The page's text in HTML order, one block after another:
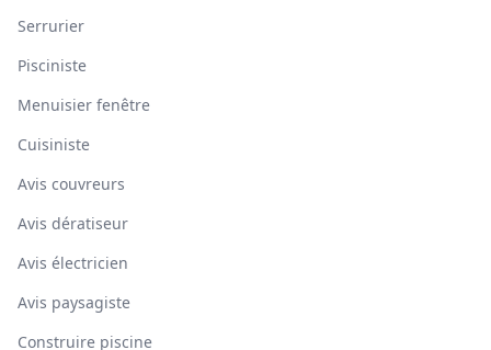
Serrurier
Pisciniste
Menuisier fenêtre
Cuisiniste
Avis couvreurs
Avis dératiseur
Avis électricien
Avis paysagiste
Construire piscine